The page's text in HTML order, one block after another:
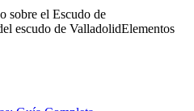
el Escudo de
escudo de ValladolidElementos